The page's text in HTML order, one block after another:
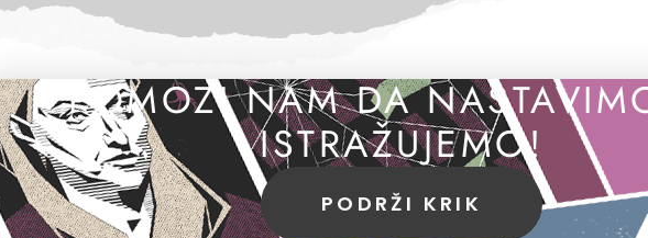
POMOZI NAM DA
ISTRAŽUJEMO!
PODRŽI KRIK